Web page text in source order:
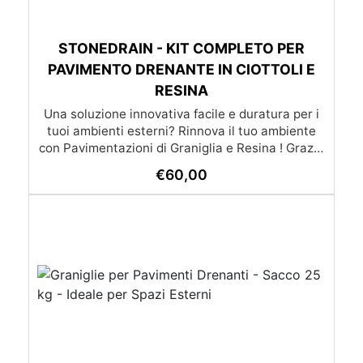
STONEDRAIN - KIT COMPLETO PER
PAVIMENTO DRENANTE IN CIOTTOLI E
RESINA
Una soluzione innovativa facile e duratura per i
tuoi ambienti esterni? Rinnova il tuo ambiente
con Pavimentazioni di Graniglia e Resina ! Grazie
trasformare qualsiasi superficie diventa un gioco
da ragazzi: l’applicazione è molto semplice e –
posatori. oppure se preferisci puoi chiedere un
preventivo su misura già con posa inclusa
(servizio disponibile solo su certe province)
€60,00